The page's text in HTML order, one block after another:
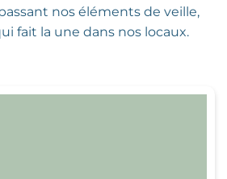
nos éléments de veille,
fait la une dans nos locaux.